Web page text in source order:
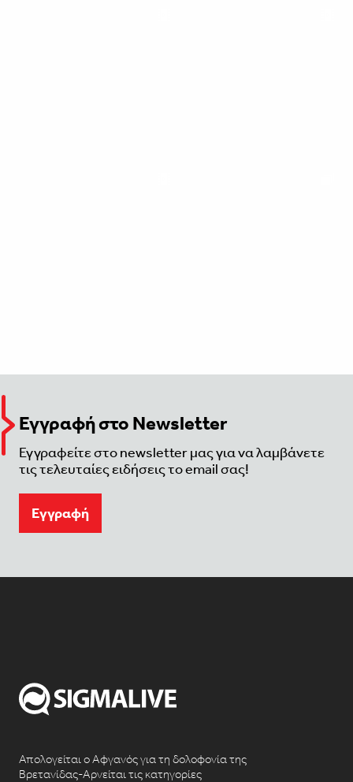
Εγγραφή στο Newsletter
Εγγραφείτε στο newsletter μας για να λαμβάνετε
τις τελευταίες ειδήσεις το email σας!
Eγγραφή
Απολογείται ο Αφγανός για τη δολοφονία της
Βρετανίδας-Αρνείται τις κατηγορίες